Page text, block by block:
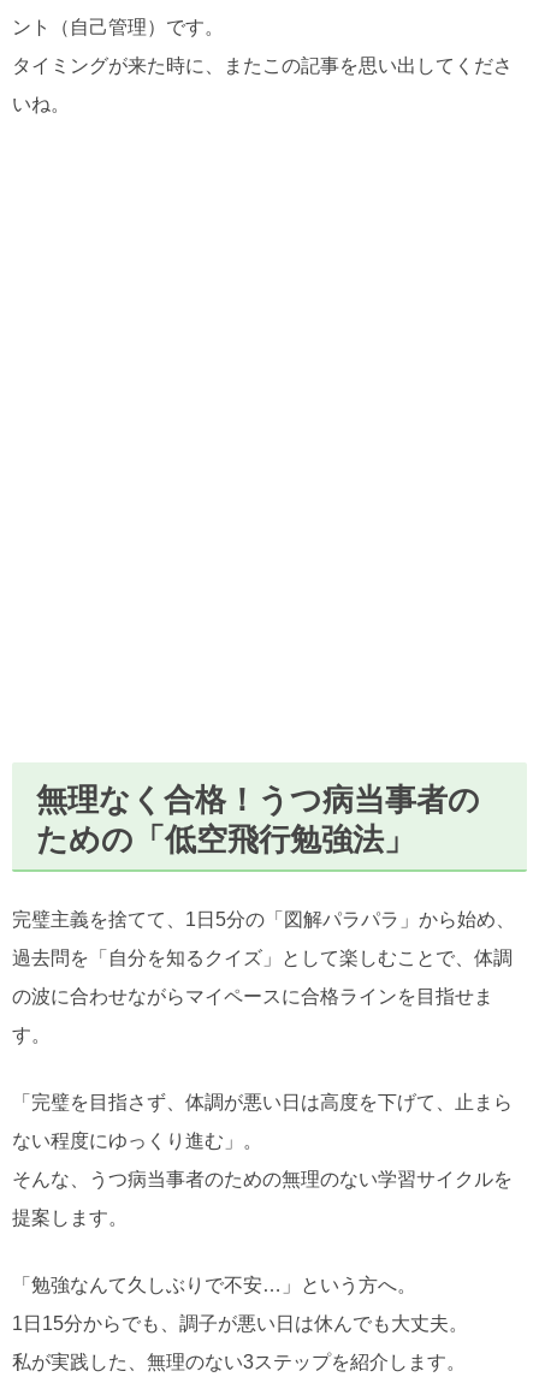
ント（自己管理）です。
タイミングが来た時に、またこの記事を思い出してくださ
いね。
無理なく合格！うつ病当事者の
ための「低空飛行勉強法」
完璧主義を捨てて、1日5分の「図解パラパラ」から始め、
過去問を「自分を知るクイズ」として楽しむことで、体調
の波に合わせながらマイペースに合格ラインを目指せま
す。
「完璧を目指さず、体調が悪い日は高度を下げて、止まら
ない程度にゆっくり進む」。
そんな、うつ病当事者のための無理のない学習サイクルを
提案します。
「勉強なんて久しぶりで不安…」という方へ。
1日15分からでも、調子が悪い日は休んでも大丈夫。
私が実践した、無理のない3ステップを紹介します。